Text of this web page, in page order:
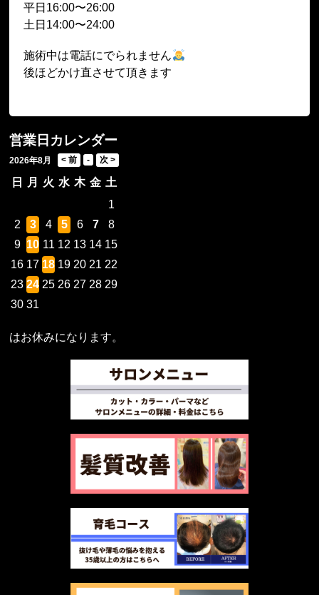
平日16:00〜26:00
土日14:00〜24:00
施術中は電話にでられません
後ほどかけ直させて頂きます
営業日カレンダー
2026年8月
日 月 火 水 木 金 土
1
2
3 4 5 6 7
8
9 10 11 12 13 14 15
16 17 18 19 20 21 22
23 24 25 26 27 28 29
30 31
はお休みになります。